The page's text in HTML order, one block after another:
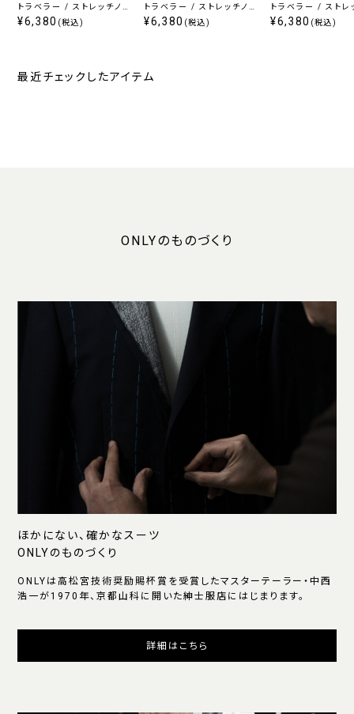
トラベラー / ストレッチノン
アイロン ワイドカラー
¥6,380 (税込)
トラベラー / ストレッチノン
アイロン カッタウェイ スナ
¥6,380 (税込)
トラベラー / ストレ
アイロン ボタンダ
¥6,380 (税込)
最近チェックしたアイテム
ONLYのものづくり
ほかにない、確かなスーツ
ONLYのものづくり
ONLYは高松宮技術奨励賜杯賞を受賞したマスターテーラー・中西
浩一が1970年、京都山科に開いた紳士服店にはじまります。
詳細はこちら